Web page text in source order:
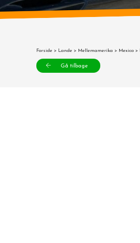
Forside > Lande > Mellemamerika > Mexico >
Gå tilbage